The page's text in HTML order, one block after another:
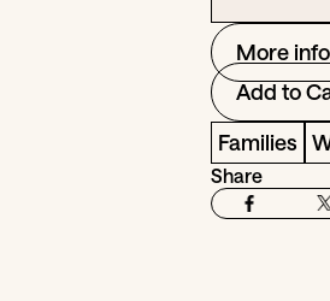
More info
Add to
Families
Share